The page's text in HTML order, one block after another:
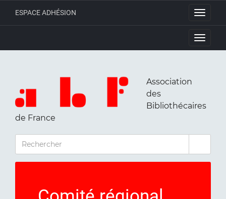
Toggle
ESPACE ADHÉSION
Toggle
Association
des
Bibliothécaires
de France
RECHERCHER